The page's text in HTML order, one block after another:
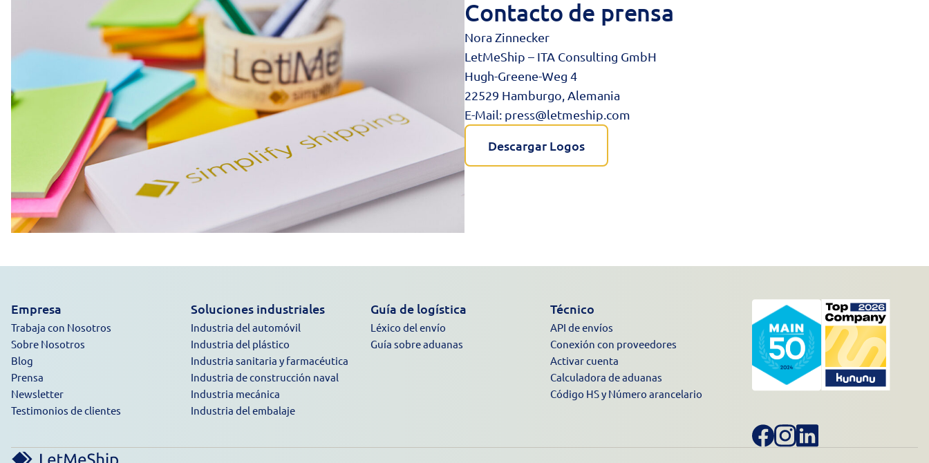
Contacto de prensa
Nora Zinnecker
LetMeShip – ITA Consulting GmbH
Hugh-Greene-Weg 4
22529 Hamburgo, Alemania
E-Mail: press@letmeship.com
Descargar Logos
Empresa
Trabaja con Nosotros
Sobre Nosotros
Blog
Prensa
Newsletter
Testimonios de clientes
Soluciones industriales
Industria del automóvil
Industria del plástico
Industria sanitaria y farmacéutica
Industria de construcción naval
Industria mecánica
Industria del embalaje
Guía de logística
Léxico del envío
Guía sobre aduanas
Técnico
API de envíos
Conexión con proveedores
Activar cuenta
Calculadora de aduanas
Código HS y Número arancelario